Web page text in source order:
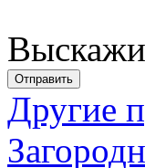
Отправить
Другие